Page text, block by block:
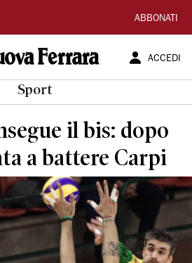
ABBONATI
ACCEDI
Sport
il bis: dopo
a battere Carpi